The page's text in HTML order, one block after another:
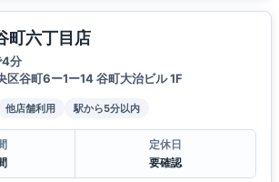
町六丁目店
4分
区谷町6ー1ー14 谷町大治ビル 1F
他店舗利用 駅から5分以内
定休日
要確認